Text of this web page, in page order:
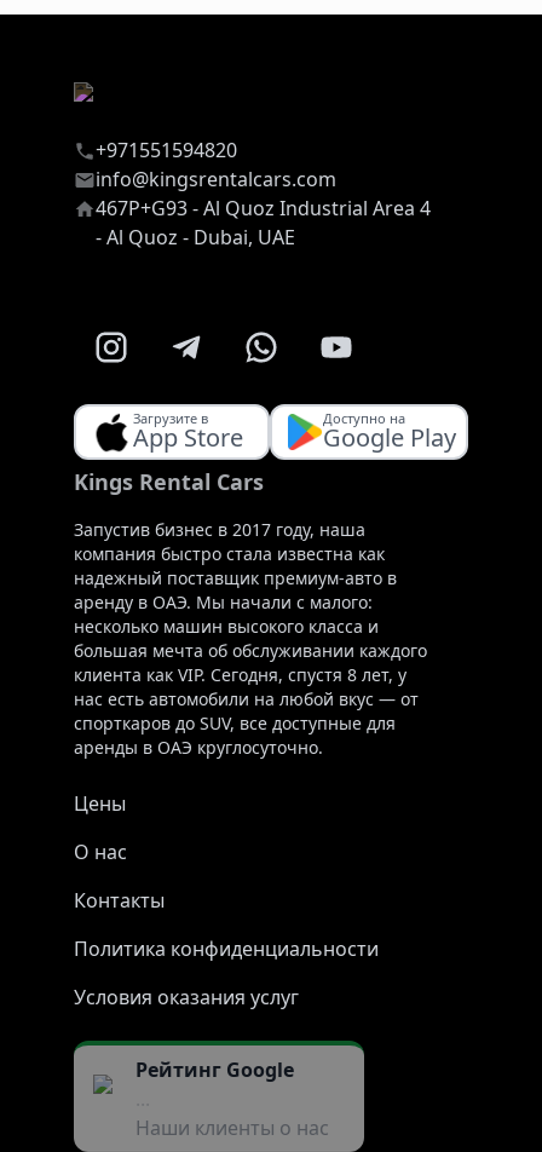
+971551594820
info@kingsrentalcars.com
467P+G93 - Al Quoz Industrial Area 4
- Al Quoz - Dubai, UAE
Загрузите в
App Store
Доступно на
Google Play
Kings Rental Cars
Запустив бизнес в 2017 году, наша
компания быстро стала известна как
надежный поставщик премиум-авто в
аренду в ОАЭ. Мы начали с малого:
несколько машин высокого класса и
большая мечта об обслуживании каждого
клиента как VIP. Сегодня, спустя 8 лет, у
нас есть автомобили на любой вкус — от
спорткаров до SUV, все доступные для
аренды в ОАЭ круглосуточно.
Цены
О нас
Контакты
Политика конфиденциальности
Условия оказания услуг
Рейтинг Google
...
Наши клиенты о нас